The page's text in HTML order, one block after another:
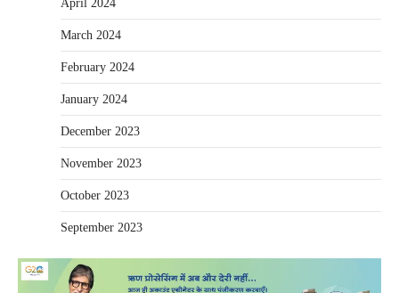
April 2024
March 2024
February 2024
January 2024
December 2023
November 2023
October 2023
September 2023